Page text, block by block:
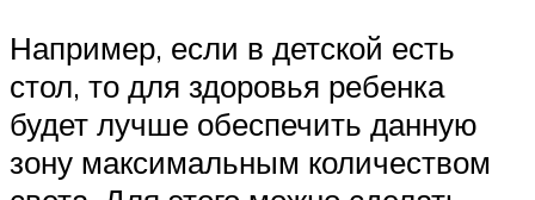
Например, если в детской есть
стол, то для здоровья ребенка
будет лучше обеспечить данную
зону максимальным количеством